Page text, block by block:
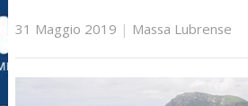
31 Maggio 2019 | Massa Lubrense